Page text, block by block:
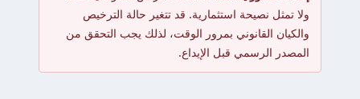
ولا تمثل نصيحة استثمارية. قد تتغير حالة الترخيص
والكيان القانوني بمرور الوقت، لذلك يجب التحقق من
المصدر الرسمي قبل الإيداع.